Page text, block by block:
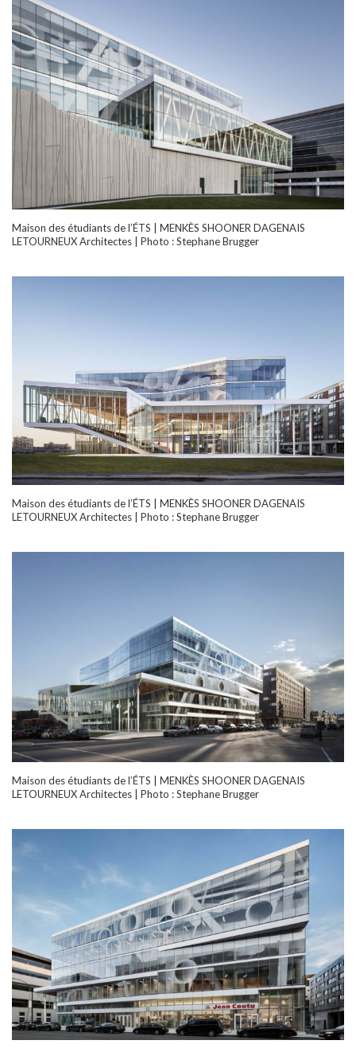
Maison des étudiants de l’ÉTS | MENKÈS SHOONER DAGENAIS
LETOURNEUX Architectes | Photo : Stephane Brugger
Maison des étudiants de l’ÉTS | MENKÈS SHOONER DAGENAIS
LETOURNEUX Architectes | Photo : Stephane Brugger
Maison des étudiants de l’ÉTS | MENKÈS SHOONER DAGENAIS
LETOURNEUX Architectes | Photo : Stephane Brugger